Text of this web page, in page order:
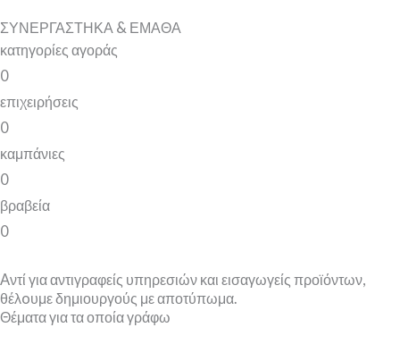
ΣΥΝΕΡΓΑΣΤΗΚΑ & ΕΜΑΘΑ
κατηγορίες αγοράς
0
επιχειρήσεις
0
καμπάνιες
0
βραβεία
0
Aντί για αντιγραφείς υπηρεσιών και εισαγωγείς προϊόντων,
θέλoυμε δημιουργούς με αποτύπωμα.
Θέματα για τα οποία γράφω